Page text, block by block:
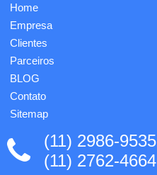
Home
Empresa
Clientes
Parceiros
BLOG
Contato
Sitemap
(11) 2986-9535
(11) 2762-4664